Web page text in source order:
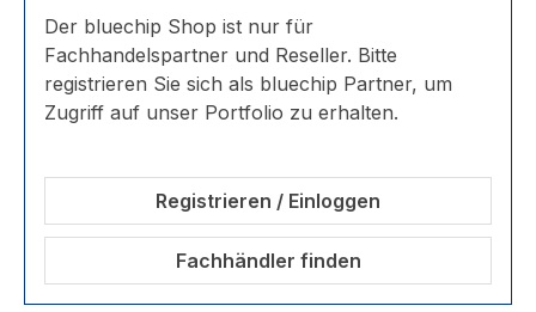
Der bluechip Shop ist nur für
Fachhandelspartner und Reseller. Bitte
registrieren Sie sich als bluechip Partner, um
Zugriff auf unser Portfolio zu erhalten.
Registrieren / Einloggen
Fachhändler finden